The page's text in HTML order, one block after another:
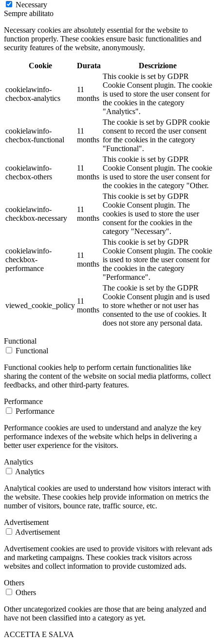
Necessary
Sempre abilitato
Necessary cookies are absolutely essential for the website to
function properly. These cookies ensure basic functionalities and
security features of the website, anonymously.
Cookie Durata Descrizione
cookielawinfo-
checbox-analytics
11
months
This cookie is set by GDPR
Cookie Consent plugin. The cookie
is used to store the user consent for
the cookies in the category
"Analytics".
cookielawinfo-
checbox-functional
11
months
The cookie is set by GDPR cookie
consent to record the user consent
for the cookies in the category
"Functional".
cookielawinfo-
checbox-others
11
months
This cookie is set by GDPR
Cookie Consent plugin. The cookie
is used to store the user consent for
the cookies in the category "Other.
cookielawinfo-
checkbox-necessary
11
months
This cookie is set by GDPR
Cookie Consent plugin. The
cookies is used to store the user
consent for the cookies in the
category "Necessary".
cookielawinfo-
checkbox-
performance
11
months
This cookie is set by GDPR
Cookie Consent plugin. The cookie
is used to store the user consent for
the cookies in the category
"Performance".
viewed_cookie_policy
11
months
The cookie is set by the GDPR
Cookie Consent plugin and is used
to store whether or not user has
consented to the use of cookies. It
does not store any personal data.
Functional
Functional
Functional cookies help to perform certain functionalities like
sharing the content of the website on social media platforms, collect
feedbacks, and other third-party features.
Performance
Performance
Performance cookies are used to understand and analyze the key
performance indexes of the website which helps in delivering a
better user experience for the visitors.
Analytics
Analytics
Analytical cookies are used to understand how visitors interact with
the website. These cookies help provide information on metrics the
number of visitors, bounce rate, traffic source, etc.
Advertisement
Advertisement
Advertisement cookies are used to provide visitors with relevant ads
and marketing campaigns. These cookies track visitors across
websites and collect information to provide customized ads.
Others
Others
Other uncategorized cookies are those that are being analyzed and
have not been classified into a category as yet.
ACCETTA E SALVA